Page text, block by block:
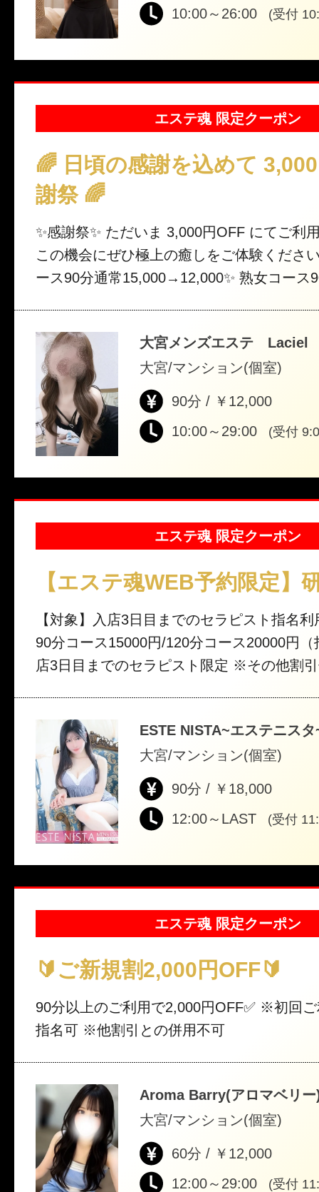
10:00～26:00 (受付
エステ魂 限定クーポン
🌈 日頃の感謝を込めて
謝祭 🌈
✨感謝祭✨ ただいま 3,000円OFF にてご利用いただけます🎉
この機会にぜひ極上の癒しをご体験くださいませ
ース90分通常15,000→12,000✨ 熟女コー
大宮メンズエステ Laciel
大宮/マンション(個室)
90分 / ￥12,000
10:00～29:00
(受付
エステ魂 限定クーポン
【エステ魂WEB予約限定】
【対象】入店3日目までのセラピスト指名
90分コース15000円/120分コース20000円（指
店3日目までのセラピスト限定 ※その他割
さい。
ESTE NISTA~エステニス
大宮/マンション(個室)
90分 / ￥18,000
12:00～LAST
(受付
エステ魂 限定クーポン
🔰ご新規割2,000円OFF🔰
90分以上のご利用で2,000円OFF✅ ※初回ご利用の方 ※ご
指名可 ※他割引との併用不可
Aroma Barry(アロマベリー
大宮/マンション(個室)
60分 / ￥12,000
12:00～29:00
(受付